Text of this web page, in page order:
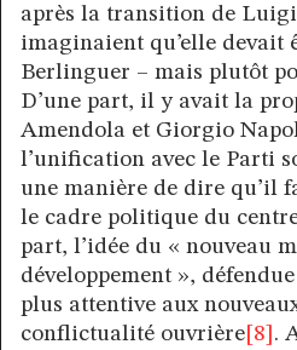
après la transition de
imaginaient qu’elle devait
Berlinguer – mais plutôt
D’une part, il y avait la
Amendola et Giorgio
l’unification avec le Parti
une manière de dire qu’il
le cadre politique du
part, l’idée du « nouveau
développement »,
plus attentive aux
conflictualité ouvrière [8] .